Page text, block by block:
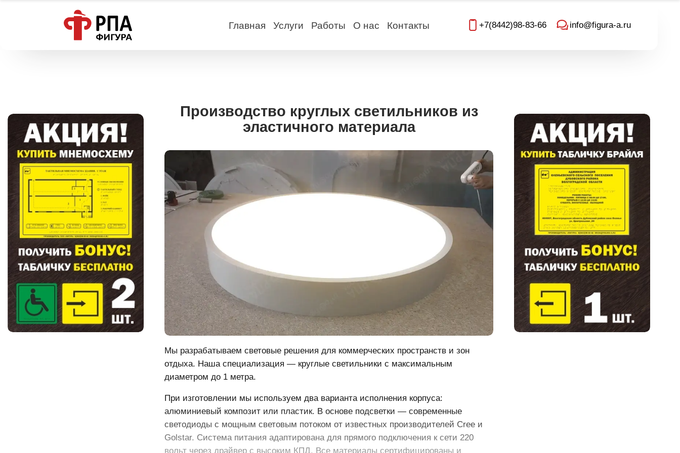
Главная Услуги Работы О нас Контакты +7(8442)98-83-66 info@figura-a.ru
Производство круглых светильников из
эластичного материала
Мы разрабатываем световые решения для коммерческих пространств и зон
отдыха. Наша специализация — круглые светильники с максимальным
диаметром до 1 метра.
При изготовлении мы используем два варианта исполнения корпуса:
алюминиевый композит или пластик. В основе подсветки — современные
светодиоды с мощным световым потоком от известных производителей Cree и
Golstar. Система питания адаптирована для прямого подключения к сети 220
вольт через драйвер с высоким КПД. Все материалы сертифицированы и